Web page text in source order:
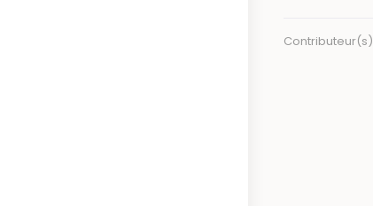
Contributeur(s)